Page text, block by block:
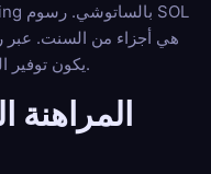
يكون توفير الرسوم ماديًا، خاصة على الرهانات الأكبر.
المراهنة